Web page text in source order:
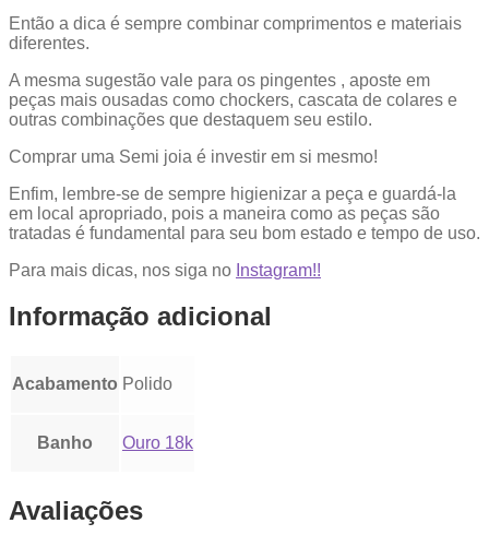
Então a dica é sempre combinar comprimentos e materiais
diferentes.
A mesma sugestão vale para os pingentes , aposte em
peças mais ousadas como chockers, cascata de colares e
outras combinações que destaquem seu estilo.
Comprar uma Semi joia é investir em si mesmo!
Enfim, lembre-se de sempre higienizar a peça e guardá-la
em local apropriado, pois a maneira como as peças são
tratadas é fundamental para seu bom estado e tempo de uso.
Para mais dicas, nos siga no Instagram!!
Informação adicional
Acabamento Polido
Banho Ouro 18k
Avaliações